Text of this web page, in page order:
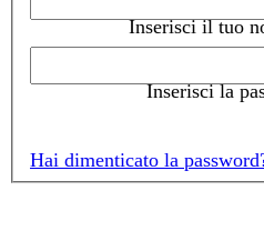
Inserisci il tuo
Inserisci la
Hai dimenticato la